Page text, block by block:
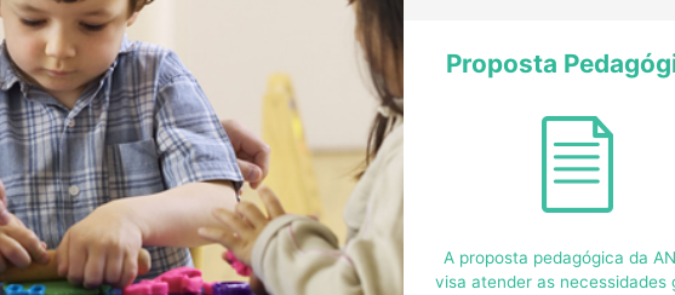
Proposta
A proposta pedagógica da
visa atender as necessidades